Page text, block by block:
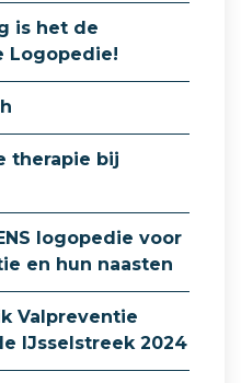
is het de
Logopedie!
therapie bij
logopedie voor
en hun naasten
Valpreventie
IJsselstreek 2024